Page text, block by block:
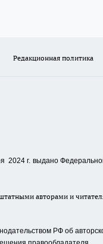
Редакционная политика
2024 г. выдано
авторами и
РФ об